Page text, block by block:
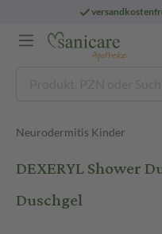
Neurodermitis Kinder
DEXERYL Shower
Duschgel